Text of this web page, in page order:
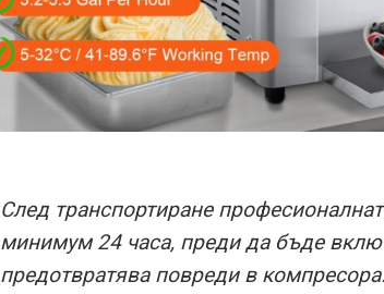
След транспортиране
минимум 24 часа, преди да бъде
предотвратява повреди в